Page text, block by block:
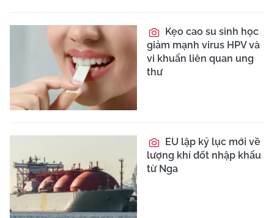
Kẹo cao su sinh học
giảm mạnh virus HPV và
vi khuẩn liên quan ung
thư
EU lập kỷ lục mới về
lượng khí đốt nhập khẩu
từ Nga